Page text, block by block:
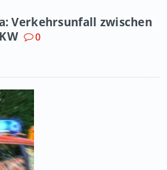
Verkehrsunfall zwischen
0